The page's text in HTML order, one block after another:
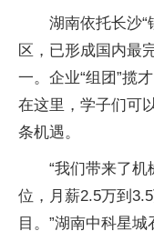
湖南依托长沙“
区，已形成国内最
一。企业“组团”揽
在这里，学子们可
条机遇。
“我们带来了
位，月薪2.5万到
目。”湖南中科星